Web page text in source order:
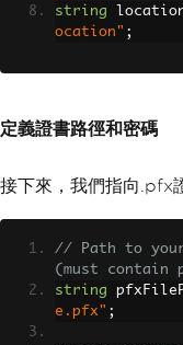
string
ocation" ;
定義證書路徑和密碼
接下來，我們指向.pfx
// Path to
(must contain
string
e.pfx" ;